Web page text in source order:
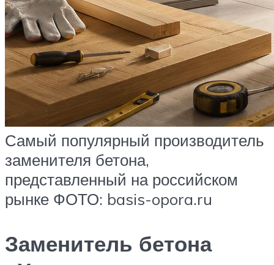
Самый популярный производитель
заменителя бетона,
представленный на российском
рынке ФОТО: basis-opora.ru
Заменитель бетона